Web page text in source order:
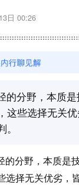
日 00:26
的分野，本质
这些选择无关
的分野，本质是
选择无关优劣，